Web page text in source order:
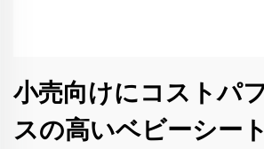
小売向けにコストパ
スの高いベビーシー